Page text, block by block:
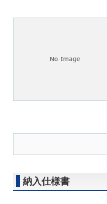
納入仕様書